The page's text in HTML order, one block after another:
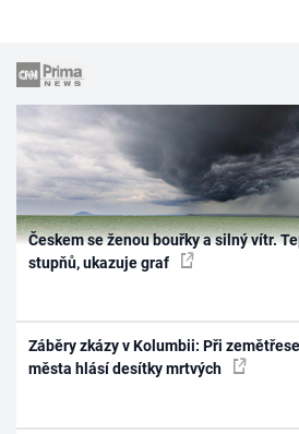
Českem se ženou bouřky a silný vítr.
stupňů, ukazuje graf
Záběry zkázy v Kolumbii: Při
města hlásí desítky mrtvých